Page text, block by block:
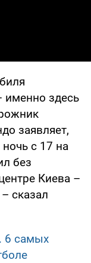
именно здесь
заявляет,
ночь с 17 на
без
Киева –
сказал
6 самых